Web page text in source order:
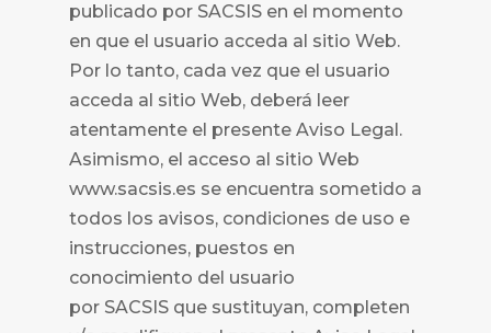
publicado por SACSIS en el momento
en que el usuario acceda al sitio Web.
Por lo tanto, cada vez que el usuario
acceda al sitio Web, deberá leer
atentamente el presente Aviso Legal.
Asimismo, el acceso al sitio Web
www.sacsis.es se encuentra sometido a
todos los avisos, condiciones de uso e
instrucciones, puestos en
conocimiento del usuario
por SACSIS que sustituyan, completen